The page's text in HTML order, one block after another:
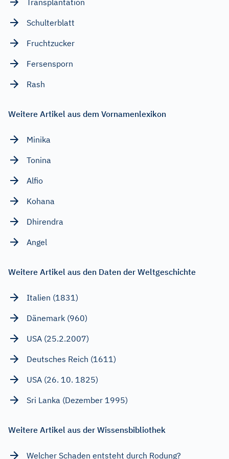
Schulterblatt
Fruchtzucker
Fersensporn
Rash
Weitere Artikel aus dem Vornamenlexikon
Minika
Tonina
Alfio
Kohana
Dhirendra
Angel
Weitere Artikel aus den Daten der Weltgeschichte
Italien (1831)
Dänemark (960)
USA (25.2.2007)
Deutsches Reich (1611)
USA (26. 10. 1825)
Sri Lanka (Dezember 1995)
Weitere Artikel aus der Wissensbibliothek
Welcher Schaden entsteht durch Rodung?